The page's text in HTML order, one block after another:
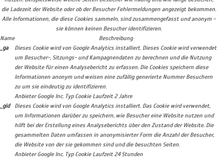
die Ladezeit der Website oder ob der Besucher Fehlermeldungen angezeigt bekommen.
Alle Informationen, die diese Cookies sammeln, sind zusammengefasst und anonym -
sie können keinen Besucher identifizieren.
Name
Beschreibung
_ga
Dieses Cookie wird von Google Analytics installiert. Dieses Cookie wird verwendet
um Besucher-, Sitzungs- und Kampagnendaten zu berechnen und die Nutzung
der Website für einen Analysebericht zu erfassen. Die Cookies speichern diese
Informationen anonym und weisen eine zufällig generierte Nummer Besuchern
zu um sie eindeutig zu identifizieren.
Anbieter Google Inc. Typ Cookie Laufzeit 2 Jahre
_gid
Dieses Cookie wird von Google Analytics installiert. Das Cookie wird verwendet,
um Informationen darüber zu speichern, wie Besucher eine Website nutzen und
hilft bei der Erstellung eines Analyseberichts über den Zustand der Website. Die
gesammelten Daten umfassen in anonymisierter Form die Anzahl der Besucher,
die Website von der sie gekommen sind und die besuchten Seiten.
Anbieter Google Inc. Typ Cookie Laufzeit 24 Stunden